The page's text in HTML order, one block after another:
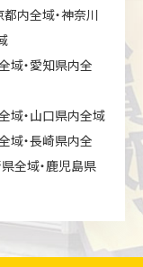
内全域・神奈川
域・愛知県内全
域・山口県内全域
域・長崎県内全
全域・鹿児島県